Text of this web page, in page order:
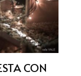
CON